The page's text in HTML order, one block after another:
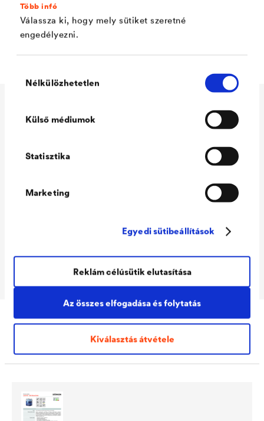
Több infó
Válassza ki, hogy mely sütiket szeretné
engedélyezni.
kiválasztása
Nélkülözhetetlen
Külső médiumok
Statisztika
Marketing
Egyedi sütibeállítások
Az összes elfogadása és folytatás
Kiválasztás átvétele
Reklám célúsütik elutasítása
ideális ablak és ajtó zománcozására)
Szagsemleges
Műszaki adatok
Colour tones
Letöltések